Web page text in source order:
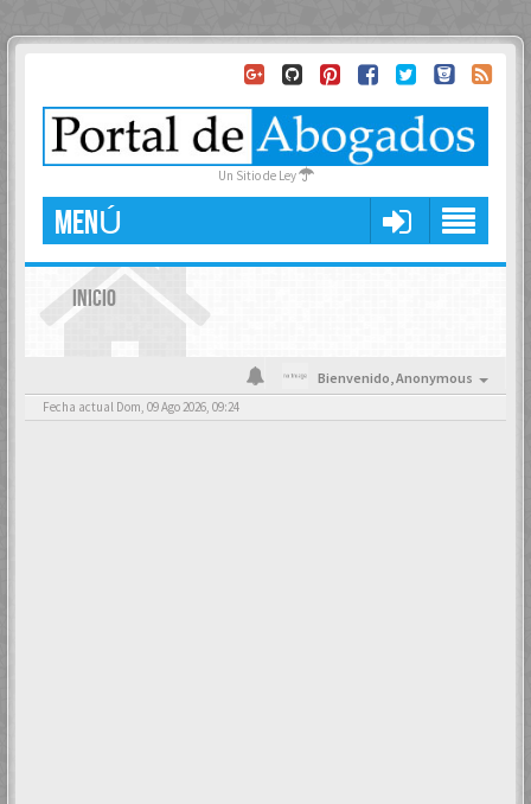
Un Sitio de Ley
MENÚ
INICIO
Bienvenido,Anonymous
Fecha actual Dom, 09 Ago 2026, 09:24